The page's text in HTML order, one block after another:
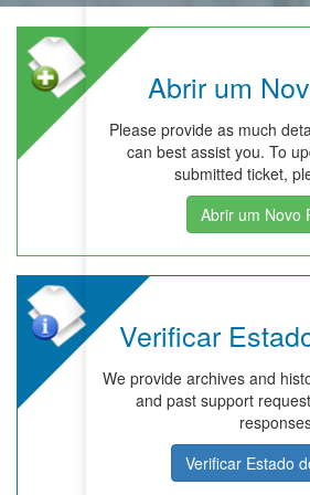
Abrir um
Please provide as much
can best assist you. To
submitted ticket,
Abrir um Novo
Verificar
We provide archives and
and past support
Verificar Estado